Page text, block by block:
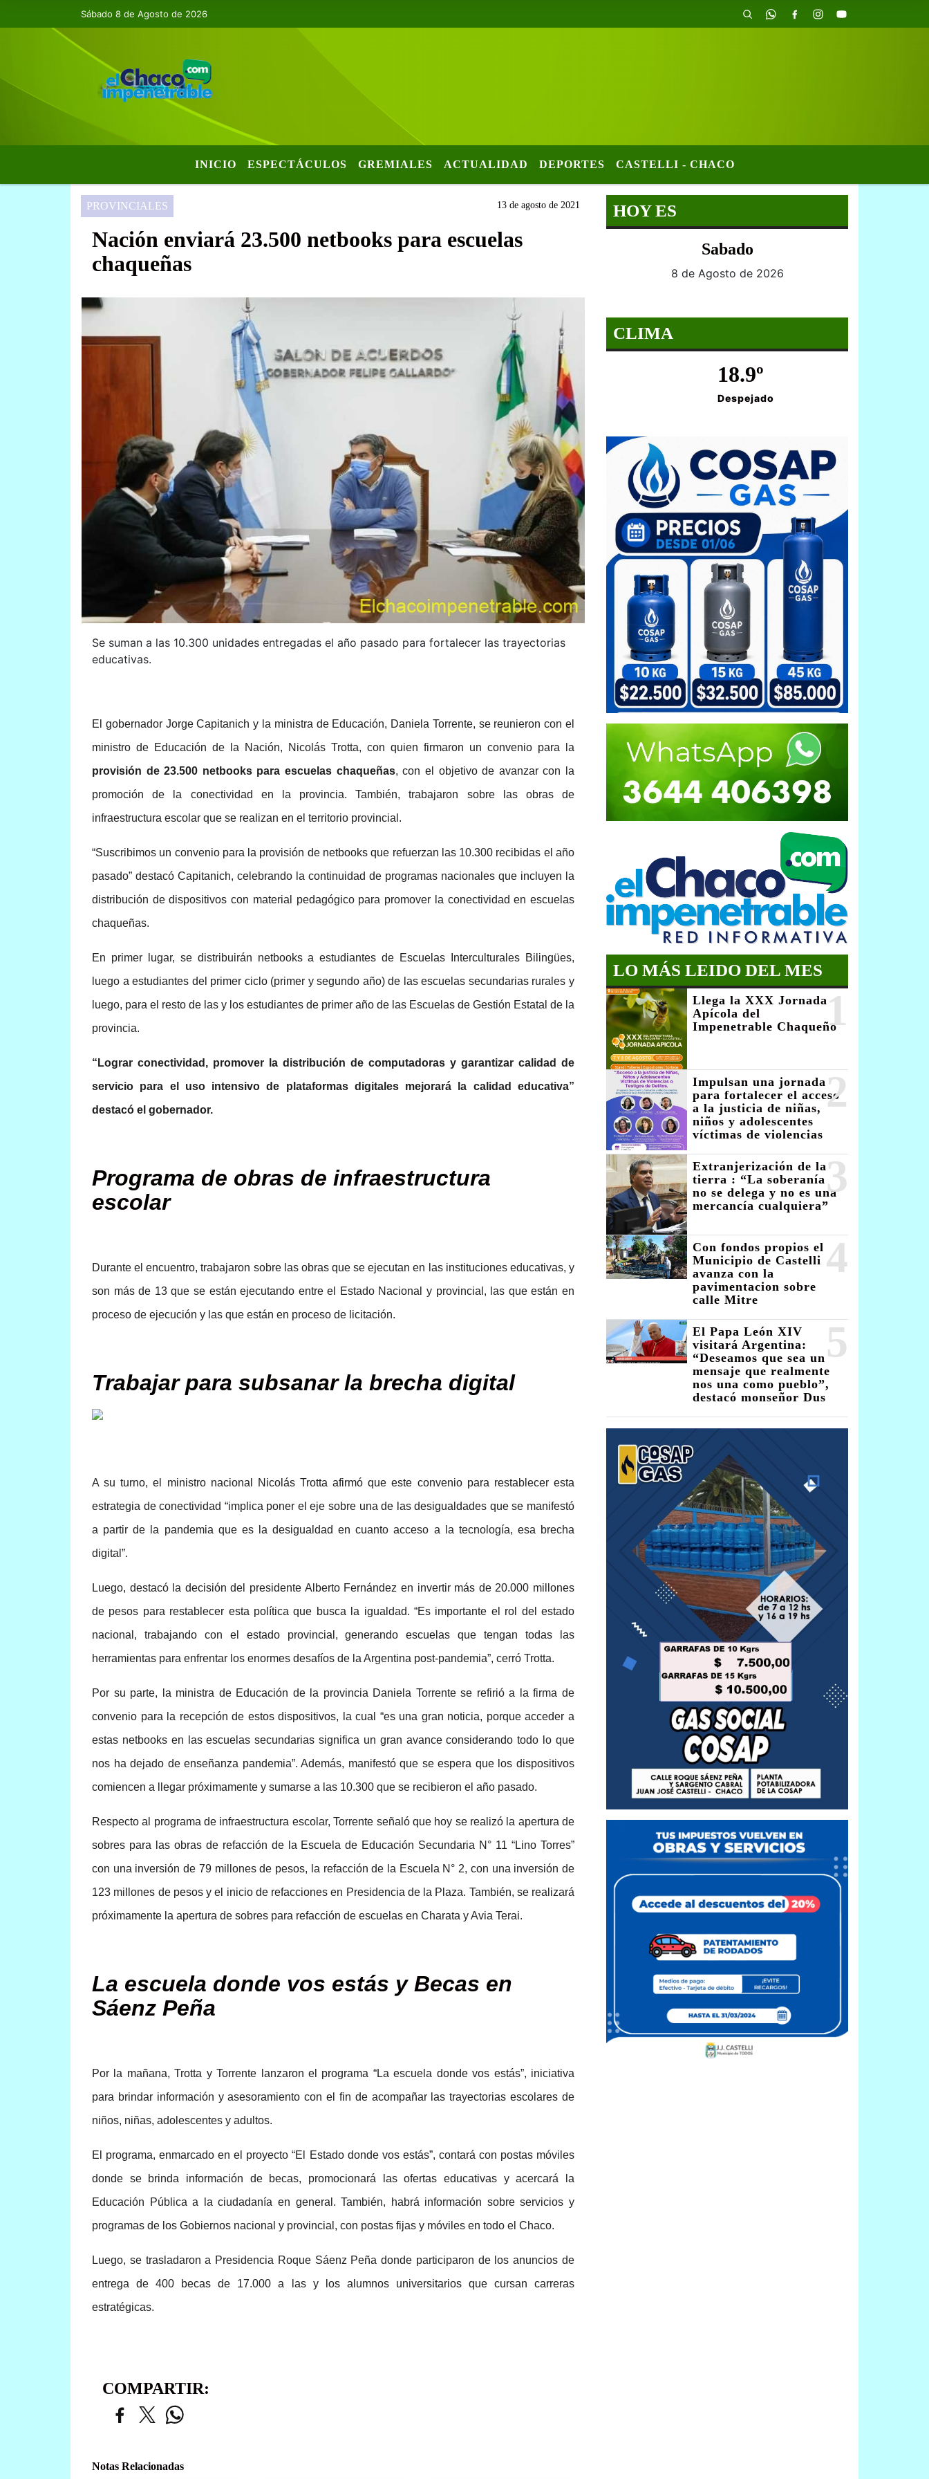
Sábado 8 de Agosto de 2026
INICIO ESPECTÁCULOS GREMIALES ACTUALIDAD DEPORTES CASTELLI - CHACO
PROVINCIALES 13 de agosto de 2021
Nación enviará 23.500 netbooks para escuelas
chaqueñas
Se suman a las 10.300 unidades entregadas el año pasado para fortalecer las trayectorias
educativas.
El gobernador Jorge Capitanich y la ministra de Educación, Daniela Torrente, se reunieron con el
ministro de Educación de la Nación, Nicolás Trotta, con quien firmaron un convenio para la
provisión de 23.500 netbooks para escuelas chaqueñas, con el objetivo de avanzar con la
promoción de la conectividad en la provincia. También, trabajaron sobre las obras de
infraestructura escolar que se realizan en el territorio provincial.
“Suscribimos un convenio para la provisión de netbooks que refuerzan las 10.300 recibidas el año
pasado” destacó Capitanich, celebrando la continuidad de programas nacionales que incluyen la
distribución de dispositivos con material pedagógico para promover la conectividad en escuelas
chaqueñas.
En primer lugar, se distribuirán netbooks a estudiantes de Escuelas Interculturales Bilingües,
luego a estudiantes del primer ciclo (primer y segundo año) de las escuelas secundarias rurales y
luego, para el resto de las y los estudiantes de primer año de las Escuelas de Gestión Estatal de la
provincia.
“Lograr conectividad, promover la distribución de computadoras y garantizar calidad de
servicio para el uso intensivo de plataformas digitales mejorará la calidad educativa”
destacó el gobernador.
Programa de obras de infraestructura
escolar
Durante el encuentro, trabajaron sobre las obras que se ejecutan en las instituciones educativas, y
son más de 13 que se están ejecutando entre el Estado Nacional y provincial, las que están en
proceso de ejecución y las que están en proceso de licitación.
Trabajar para subsanar la brecha digital
A su turno, el ministro nacional Nicolás Trotta afirmó que este convenio para restablecer esta
estrategia de conectividad “implica poner el eje sobre una de las desigualdades que se manifestó
a partir de la pandemia que es la desigualdad en cuanto acceso a la tecnología, esa brecha
digital”.
Luego, destacó la decisión del presidente Alberto Fernández en invertir más de 20.000 millones
de pesos para restablecer esta política que busca la igualdad. “Es importante el rol del estado
nacional, trabajando con el estado provincial, generando escuelas que tengan todas las
herramientas para enfrentar los enormes desafíos de la Argentina post-pandemia”, cerró Trotta.
Por su parte, la ministra de Educación de la provincia Daniela Torrente se refirió a la firma de
convenio para la recepción de estos dispositivos, la cual “es una gran noticia, porque acceder a
estas netbooks en las escuelas secundarias significa un gran avance considerando todo lo que
nos ha dejado de enseñanza pandemia”. Además, manifestó que se espera que los dispositivos
comiencen a llegar próximamente y sumarse a las 10.300 que se recibieron el año pasado.
Respecto al programa de infraestructura escolar, Torrente señaló que hoy se realizó la apertura de
sobres para las obras de refacción de la Escuela de Educación Secundaria N° 11 “Lino Torres”
con una inversión de 79 millones de pesos, la refacción de la Escuela N° 2, con una inversión de
123 millones de pesos y el inicio de refacciones en Presidencia de la Plaza. También, se realizará
próximamente la apertura de sobres para refacción de escuelas en Charata y Avia Terai.
La escuela donde vos estás y Becas en
Sáenz Peña
Por la mañana, Trotta y Torrente lanzaron el programa “La escuela donde vos estás”, iniciativa
para brindar información y asesoramiento con el fin de acompañar las trayectorias escolares de
niños, niñas, adolescentes y adultos.
El programa, enmarcado en el proyecto “El Estado donde vos estás”, contará con postas móviles
donde se brinda información de becas, promocionará las ofertas educativas y acercará la
Educación Pública a la ciudadanía en general. También, habrá información sobre servicios y
programas de los Gobiernos nacional y provincial, con postas fijas y móviles en todo el Chaco.
Luego, se trasladaron a Presidencia Roque Sáenz Peña donde participaron de los anuncios de
entrega de 400 becas de 17.000 a las y los alumnos universitarios que cursan carreras
estratégicas.
COMPARTIR:
Notas Relacionadas
HOY ES
Sabado
8 de Agosto de 2026
CLIMA
18.9º
Despejado
LO MÁS LEIDO DEL MES
1
Llega la XXX Jornada
Apícola del
Impenetrable Chaqueño
2
Impulsan una jornada
para fortalecer el acceso
a la justicia de niñas,
niños y adolescentes
víctimas de violencias
3
Extranjerización de la
tierra : “La soberanía
no se delega y no es una
mercancía cualquiera”
4
Con fondos propios el
Municipio de Castelli
avanza con la
pavimentacion sobre
calle Mitre
5
El Papa León XIV
visitará Argentina:
“Deseamos que sea un
mensaje que realmente
nos una como pueblo”,
destacó monseñor Dus